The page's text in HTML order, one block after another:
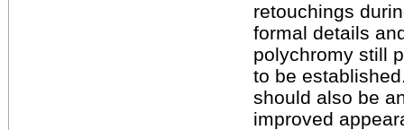
retouchings
formal details
polychromy still
to be
should also be
improved